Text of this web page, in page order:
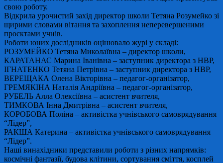
свою роботу.
Відкрила урочистий захід директор школи Тетяна Розумейко зі
щирими словами вітання та захоплення неперевершеними
проєктами учнів.
Роботи юних дослідників оцінювало журі у складі:
РОЗУМЕЙКО Тетяна Миколаївна – директор школи,
КАРАТАНАС Марина Іванівна – заступник директора з НВР,
ІГНАТЕНКО Тетяна Петрівна – заступник директора з НВР,
ВЕРЕЩАКА Олена Вікторівна – педагог-організатор,
ГРЕМЯКІНА Наталія Андріївна – педагог-організатор,
РУБЕЛЬ Алла Олексіївна – асистент вчителя,
ТИМКОВА Інна Дмитрівна – асистент вчителя,
КОРОБОВА Поліна – активістка учнівського самоврядування
“Лідер”,
РАКША Катерина – активістка учнівського самоврядування
“Лідер”.
Наші винахідники представили роботи з різних напрямків:
космічні фантазії, будова клітини, сортування сміття, косплей